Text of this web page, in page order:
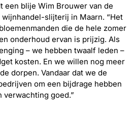
een blije Wim Brouwer van de
slijterij in Maarn. “Het
die de hele zomer
onderhoud ervan is prijzig. Als
– we hebben twaalf leden –
kosten. En we willen nog meer
dorpen. Vandaar dat we de
om een bijdrage hebben
verwachting goed.”